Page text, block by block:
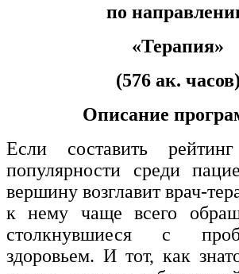
Прикладная геология, горное
нефтегазовое дело и геодезия
транспорта
Техника и технологии
Ядерная энергетика и
Культура и спорт
Физкультура и спорт
по
«Терапия»
(576 ак. часов)
Описание
Если составить
популярности среди
вершину возглавит врач-
к нему чаще всего
столкнувшиеся с
здоровьем. И тот, как